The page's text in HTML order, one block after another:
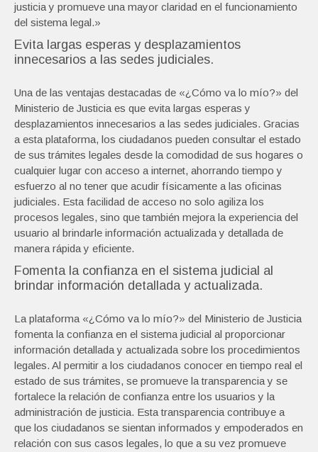
justicia y promueve una mayor claridad en el funcionamiento
del sistema legal.»
Evita largas esperas y desplazamientos
innecesarios a las sedes judiciales.
Una de las ventajas destacadas de «¿Cómo va lo mío?» del
Ministerio de Justicia es que evita largas esperas y
desplazamientos innecesarios a las sedes judiciales. Gracias
a esta plataforma, los ciudadanos pueden consultar el estado
de sus trámites legales desde la comodidad de sus hogares o
cualquier lugar con acceso a internet, ahorrando tiempo y
esfuerzo al no tener que acudir físicamente a las oficinas
judiciales. Esta facilidad de acceso no solo agiliza los
procesos legales, sino que también mejora la experiencia del
usuario al brindarle información actualizada y detallada de
manera rápida y eficiente.
Fomenta la confianza en el sistema judicial al
brindar información detallada y actualizada.
La plataforma «¿Cómo va lo mío?» del Ministerio de Justicia
fomenta la confianza en el sistema judicial al proporcionar
información detallada y actualizada sobre los procedimientos
legales. Al permitir a los ciudadanos conocer en tiempo real el
estado de sus trámites, se promueve la transparencia y se
fortalece la relación de confianza entre los usuarios y la
administración de justicia. Esta transparencia contribuye a
que los ciudadanos se sientan informados y empoderados en
relación con sus casos legales, lo que a su vez promueve